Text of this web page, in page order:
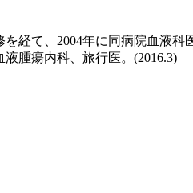
経て、2004年に同病院血液
腫瘍内科、旅行医。(2016.3)